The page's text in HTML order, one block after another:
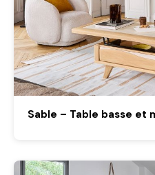
Sable – Table basse et